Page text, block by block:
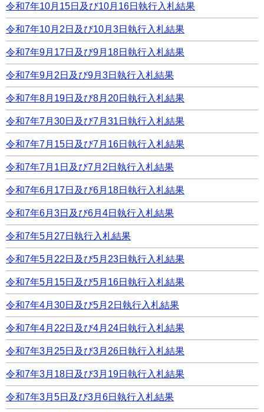
令和7年10月15日及び10月16日執行入札結果
令和7年10月2日及び10月3日執行入札結果
令和7年9月17日及び9月18日執行入札結果
令和7年9月2日及び9月3日執行入札結果
令和7年8月19日及び8月20日執行入札結果
令和7年7月30日及び7月31日執行入札結果
令和7年7月15日及び7月16日執行入札結果
令和7年7月1日及び7月2日執行入札結果
令和7年6月17日及び6月18日執行入札結果
令和7年6月3日及び6月4日執行入札結果
令和7年5月27日執行入札結果
令和7年5月22日及び5月23日執行入札結果
令和7年5月15日及び5月16日執行入札結果
令和7年4月30日及び5月2日執行入札結果
令和7年4月22日及び4月24日執行入札結果
令和7年3月25日及び3月26日執行入札結果
令和7年3月18日及び3月19日執行入札結果
令和7年3月5日及び3月6日執行入札結果